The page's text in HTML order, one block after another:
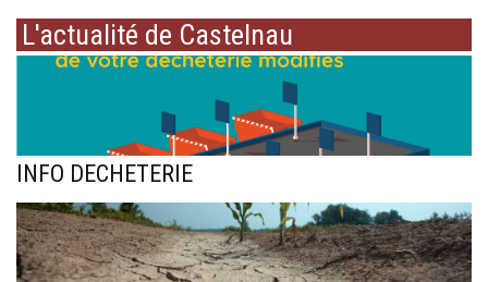
L'actualité de Castelnau
INFO DECHETERIE